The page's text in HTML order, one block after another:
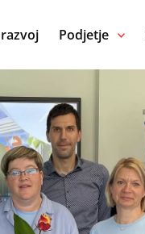
Podjetje